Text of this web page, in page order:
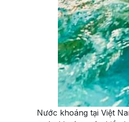
Nước khoáng tại Việt